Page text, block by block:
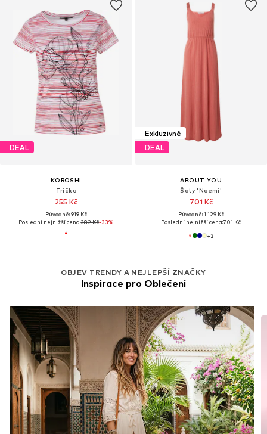
DEAL
KOROSHI
Tričko
255 Kč
Původně: 919 Kč
Poslední nejnižší cena:382 Kč-33%
Exkluzivně
DEAL
ABOUT YOU
Šaty 'Noemi'
701 Kč
Původně: 1 129 Kč
Poslední nejnižší cena:701 Kč
+2
OBJEV TRENDY A NEJLEPŠÍ ZNAČKY
Inspirace pro Oblečení